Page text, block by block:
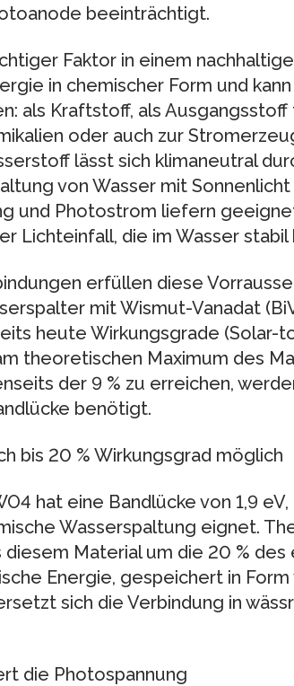
beeinträchtigt.
Faktor in einem
in chemischer Form und
als Kraftstoff, als Ausgangsstoff
oder auch zur
lässt sich klimaneutral
von Wasser mit
und Photostrom liefern
Lichteinfall, die im Wasser stabil
erfüllen diese
mit Wismut-Vanadat
heute Wirkungsgrade (Solar-
theoretischen Maximum des
der 9 % zu erreichen,
benötigt.
bis 20 % Wirkungsgrad möglich
hat eine Bandlücke von 1,9
Wasserspaltung eignet.
Material um die 20 %
Energie, gespeichert in
sich die Verbindung in
die Photospannung